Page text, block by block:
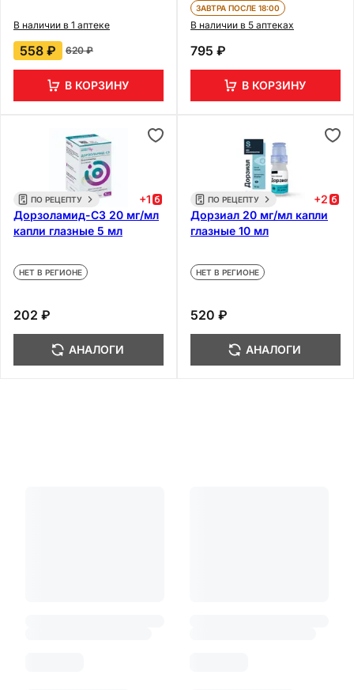
В наличии в 1 аптеке
558 ₽ 620 ₽
В КОРЗИНУ
ЗАВТРА ПОСЛЕ 18:00
В наличии в 5 аптеках
795 ₽
В КОРЗИНУ
ПО РЕЦЕПТУ +1
Дорзоламид-СЗ 20 мг/мл
капли глазные 5 мл
НЕТ В РЕГИОНЕ
202 ₽
АНАЛОГИ
ПО РЕЦЕПТУ +2
Дорзиал 20 мг/мл капли
глазные 10 мл
НЕТ В РЕГИОНЕ
520 ₽
АНАЛОГИ